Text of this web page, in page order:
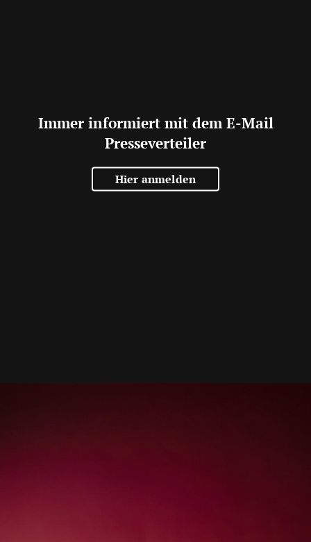
Immer informiert mit dem E-Mail
Presseverteiler
Hier anmelden